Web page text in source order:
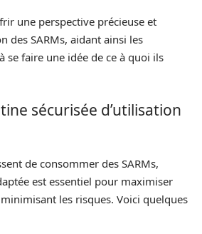
une perspective précieuse et
des SARMs, aidant ainsi les
se faire une idée de ce à quoi ils
sécurisée d’utilisation
de consommer des SARMs,
est essentiel pour maximiser
les risques. Voici quelques